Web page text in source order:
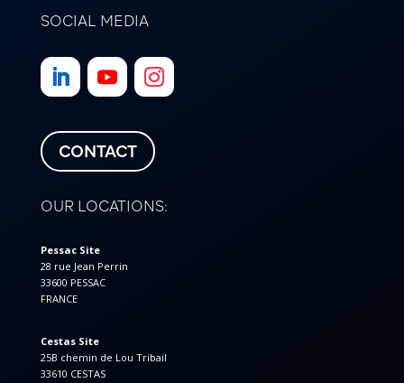
SOCIAL MEDIA
CONTACT
OUR LOCATIONS:
Pessac Site
28 rue Jean Perrin
33600 PESSAC
FRANCE
Cestas Site
25B chemin de Lou Tribail
33610 CESTAS